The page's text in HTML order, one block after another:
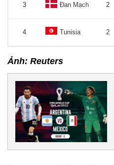
3 Đan Mạch 2
4 Tunisia 2
Ảnh: Reuters